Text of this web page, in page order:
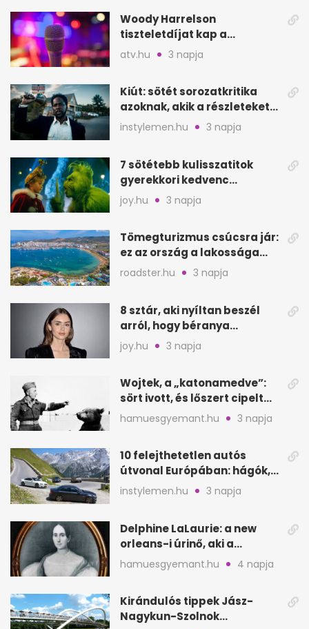
Woody Harrelson
tiszteletdíjat kap a
Szarajevói Filmfesztiválon
atv.hu 3 napja
Kiút: sötét sorozatkritika
azoknak, akik a részleteket
keresik
instylemen.hu 3 napja
7 sötétebb kulisszatitok
gyerekkori kedvenc
filmjeinkről a Joy szerint
joy.hu 3 napja
Tömegturizmus csúcsra jár:
ez az ország a lakossága
kétszeresét fogadja
roadster.hu 3 napja
8 sztár, aki nyíltan beszél
arról, hogy béranya
segítette a családalapítást
joy.hu 3 napja
Wojtek, a „katonamedve”:
sört ivott, és lőszert cipelt
Monte Cassinónál
hamuesgyemant.hu 3 napja
10 felejthetetlen autós
útvonal Európában: hágók,
partok, fjordok
instylemen.hu 3 napja
Delphine LaLaurie: a new
orleans-i úrinő, aki a
padláson kínzott
hamuesgyemant.hu 4 napja
Kirándulós tippek Jász-
Nagykun-Szolnok